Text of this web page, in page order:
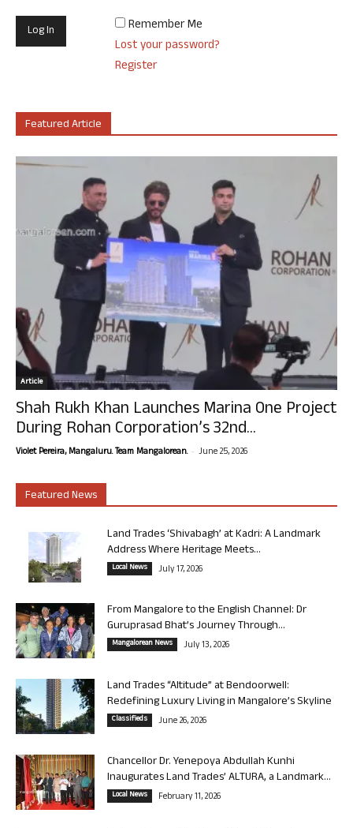
Remember Me
Lost your password?
Register
Featured Article
Article
Shah Rukh Khan Launches Marina One Project
During Rohan Corporation’s 32nd...
Violet Pereira, Mangaluru. Team Mangalorean. - June 25, 2026
Featured News
Land Trades ‘Shivabagh’ at Kadri: A Landmark
Address Where Heritage Meets...
Local News July 17, 2026
From Mangalore to the English Channel: Dr
Guruprasad Bhat’s Journey Through...
Mangalorean News July 13, 2026
Land Trades “Altitude” at Bendoorwell:
Redefining Luxury Living in Mangalore’s Skyline
Classifieds June 26, 2026
Chancellor Dr. Yenepoya Abdullah Kunhi
Inaugurates Land Trades’ ALTURA, a Landmark...
Local News February 11, 2026